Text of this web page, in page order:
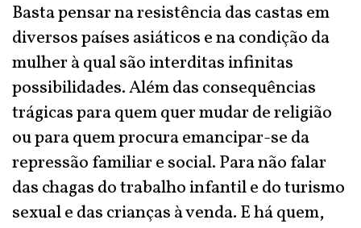
Basta pensar na resistência das castas em
diversos países asiáticos e na condição da
mulher à qual são interditas infinitas
possibilidades. Além das consequências
trágicas para quem quer mudar de religião
ou para quem procura emancipar-se da
repressão familiar e social. Para não falar
das chagas do trabalho infantil e do turismo
sexual e das crianças à venda. E há quem,